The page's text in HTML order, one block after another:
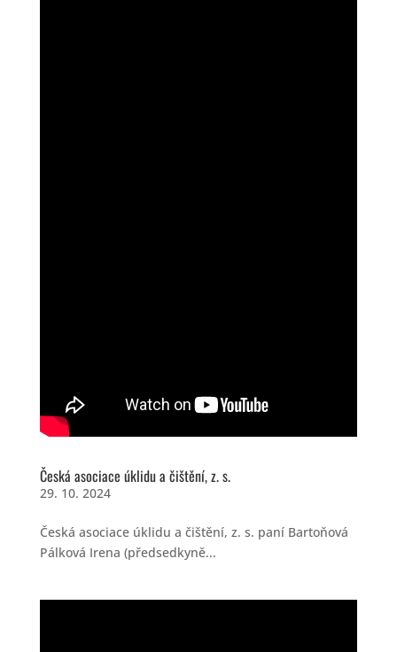
Česká asociace úklidu a čištění, z. s.
29. 10. 2024
Česká asociace úklidu a čištění, z. s. paní Bartoňová
Pálková Irena (předsedkyně...